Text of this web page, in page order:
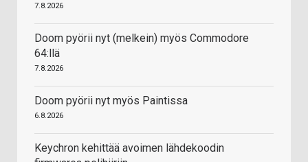
7.8.2026
Doom pyörii nyt (melkein) myös Commodore
64:llä
7.8.2026
Doom pyörii nyt myös Paintissa
6.8.2026
Keychron kehittää avoimen lähdekoodin